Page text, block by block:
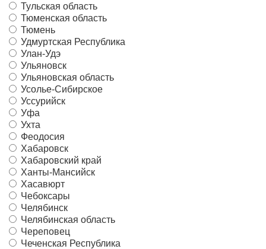
Тульская область
Тюменская область
Тюмень
Удмуртская Республика
Улан-Удэ
Ульяновск
Ульяновская область
Усолье-Сибирское
Уссурийск
Уфа
Ухта
Феодосия
Хабаровск
Хабаровский край
Ханты-Мансийск
Хасавюрт
Чебоксары
Челябинск
Челябинская область
Череповец
Чеченская Республика